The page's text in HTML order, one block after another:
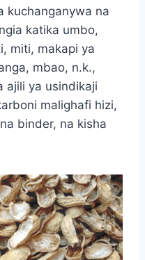
kuchanganywa na
katika umbo,
miti, makapi ya
mbao, n.k.,
ajili ya usindikaji
malighafi hizi,
binder, na kisha